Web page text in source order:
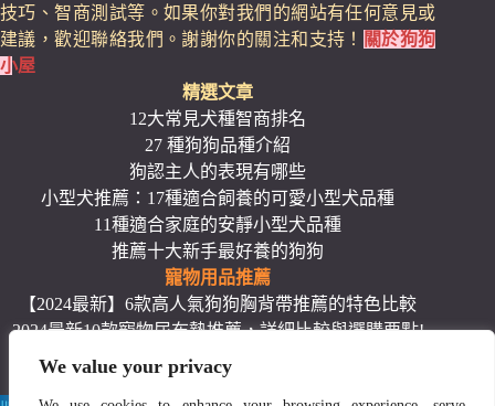
We value your privacy
技巧、智商測試等。如果你對我們的網站有任何意見或
建議，歡迎聯絡我們。謝謝你的關注和支持！
關於狗狗
小屋
精選文章
12大常見犬種智商排名
27 種狗狗品種介紹
狗認主人的表現有哪些
小型犬推薦：17種適合飼養的可愛小型犬品種
11種適合家庭的安靜小型犬品種
推薦十大新手最好養的狗狗
寵物用品推薦
【2024最新】6款高人氣狗狗胸背帶推薦的特色比較
2024最新10款寵物尿布墊推薦，詳細比較與選購要點!
最佳寵物推車推薦：熱銷排名前12款精選！
狗飼料推薦：12款熱銷高品質、平價的狗飼料